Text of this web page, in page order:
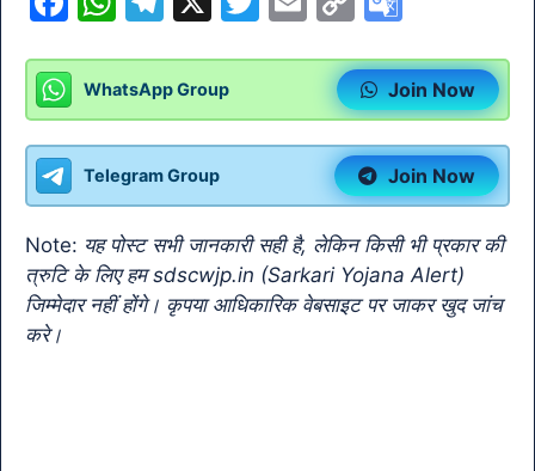
c
e
b
o
o
k
at
s
A
p
p
e
gr
a
m
er
ai
l
p
y
Li
n
k
o
gl
e
Tr
a
n
sl
WhatsApp Group Join Now
Telegram Group Join Now
Note: यह पोस्ट सभी जानकारी सही है, लेकिन किसी भी प्रकार की
त्रुटि के लिए हम sdscwjp.in (Sarkari Yojana Alert)
जिम्मेदार नहीं होंगे। कृपया आधिकारिक वेबसाइट पर जाकर खुद जांच
करे।